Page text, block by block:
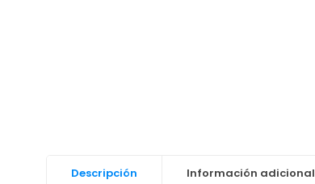
Descripción Información adicional